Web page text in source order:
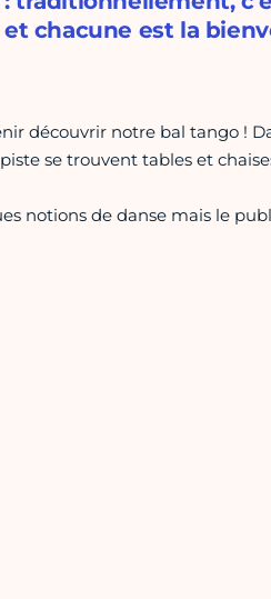
chacune est la
découvrir notre bal tango !
se trouvent tables et
notions de danse mais le